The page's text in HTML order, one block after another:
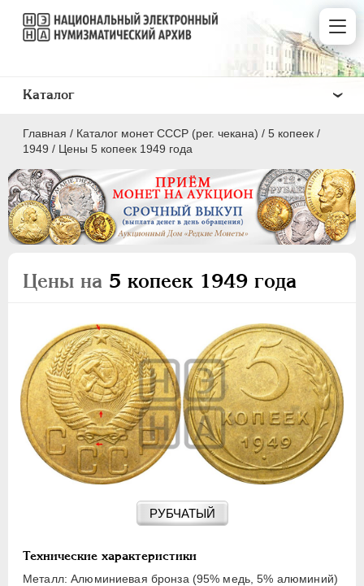
Главная / Каталог монет СССР (рег. чекана) / 5 копеек /
1949 / Цены 5 копеек 1949 года
Цены на 5 копеек 1949 года
РУБЧАТЫЙ
Технические характеристики
Металл: Алюминиевая бронза (95% медь, 5% алюминий)
Каталог
ПОЛКОПЕЙКИ
2 КОПЕЙКИ
5 КОПЕЕК
10 КОПЕЕК
15 КОПЕЕК
20 КОПЕЕК
50 КОПЕЕК
ПОЛТИННИК
1 РУБЛЬ
10 РУБЛЕЙ
ЧЕРВОНЕЦ